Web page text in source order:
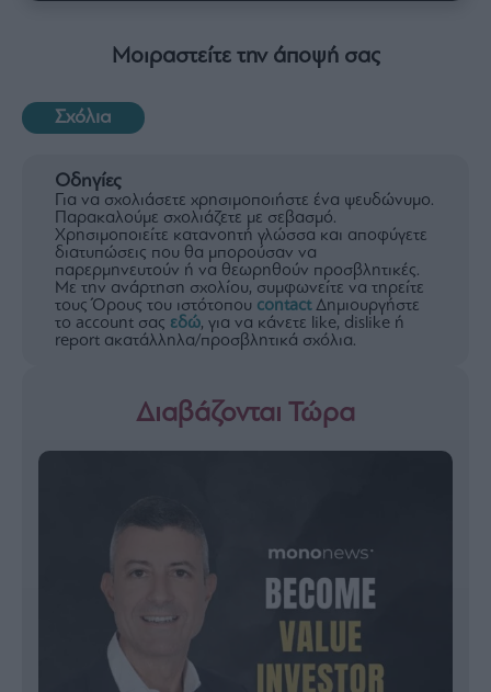
Μοιραστείτε την άποψή σας
Σχόλια
Οδηγίες
Για να σχολιάσετε χρησιμοποιήστε ένα ψευδώνυμο.
Παρακαλούμε σχολιάζετε με σεβασμό.
Χρησιμοποιείτε κατανοητή γλώσσα και αποφύγετε
διατυπώσεις που θα μπορούσαν να
παρερμηνευτούν ή να θεωρηθούν προσβλητικές.
Με την ανάρτηση σχολίου, συμφωνείτε να τηρείτε
τους Όρους του ιστότοπου contactΔημιουργήστε
το account σας εδώ, για να κάνετε like, dislike ή
report ακατάλληλα/προσβλητικά σχόλια.
Διαβάζονται Τώρα